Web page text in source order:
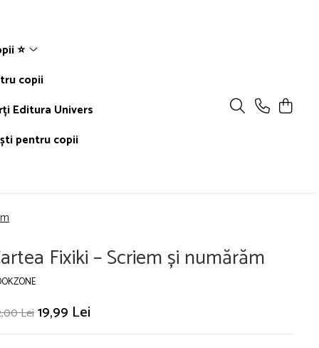
⭐
copii
Editura Univers
pentru copii
Fixiki – Scriem și numărăm
Lei19,99 Lei